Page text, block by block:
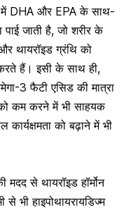
में DHA और EPA के साथ-
पाई जाती है, जो शरीर के
थायरॉइड ग्रंथि को
हैं। इसी के साथ ही,
3 फैटी एसिड की मात्रा
कम करने में भी साहयक
को बढ़ाने में भी
मदद से थायरॉइड हॉर्मोन
से भी हाइपोथायरायडिज्म